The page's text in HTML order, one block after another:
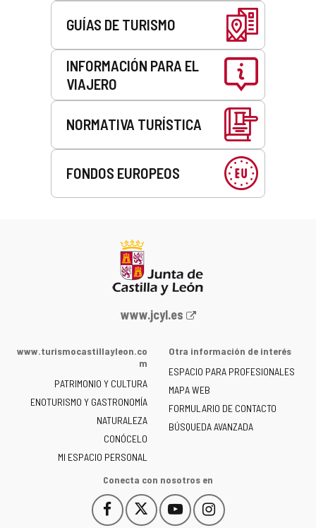
GUÍAS DE TURISMO
INFORMACIÓN PARA EL
VIAJERO
NORMATIVA TURÍSTICA
FONDOS EUROPEOS
Portal
la
de
Castilla
y
León
-
www.jcyl.es
www.turismocastillayleon.co
m
PATRIMONIO Y CULTURA
ENOTURISMO Y GASTRONOMÍA
NATURALEZA
CONÓCELO
MI ESPACIO PERSONAL
Otra información de interés
ESPACIO PARA PROFESIONALES
MAPA WEB
FORMULARIO DE CONTACTO
BÚSQUEDA AVANZADA
Conecta con nosotros en
Facebook
Este
Este
YouTube
Este
Instagram
Este